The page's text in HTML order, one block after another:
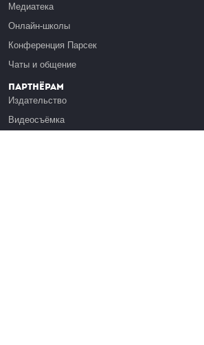
Медиатека
Онлайн-школы
Конференция Парсек
Чаты и общение
Партнёрам
Издательство
Видеосъёмка